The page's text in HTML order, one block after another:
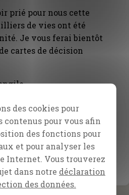
prié pour nous cette
de vies ont été
Je vous ferai bientôt
cartes de décision
Peter van den Berg et
des cookies pour
contenus pour vous afin
des fonctions pour
et pour analyser les
Internet. Vous trouverez
dans notre déclaration
des données.